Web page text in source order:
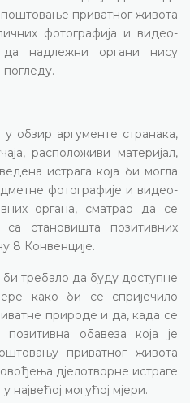
приватног живота
фотографија и видео-
надлежни органи нису
у обзир аргументе странака,
расположиви материјал,
истрага која би могла
фотографије и видео-
органа, сматрао да се
становишта позитивних
8 Конвенције.
би требало да буду доступне
како би се спријечило
природе и да, када се
обавеза која је
приватног живота
дјелотворне истраге
највећој могућој мјери.